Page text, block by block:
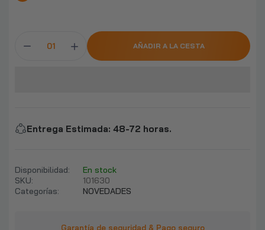
AÑADIR A LA CESTA
Entrega Estimada: 48-72 horas.
Disponibilidad:
En stock
SKU:
101630
Categorías:
NOVEDADES
Garantía de seguridad & Pago seguro